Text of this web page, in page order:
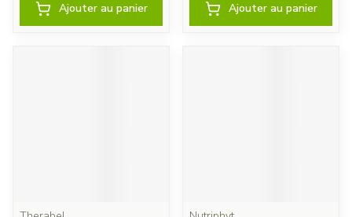
Ajouter au panier Ajouter au panier